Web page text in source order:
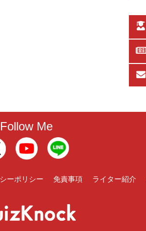
Follow Me
ーポリシー 免責事項 ライター紹介